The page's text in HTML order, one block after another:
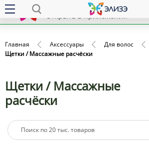
x
Открыть в приложении
Главная Аксессуары
Для волос
Щетки / Массажные расчёски
Щетки / Массажные
расчёски